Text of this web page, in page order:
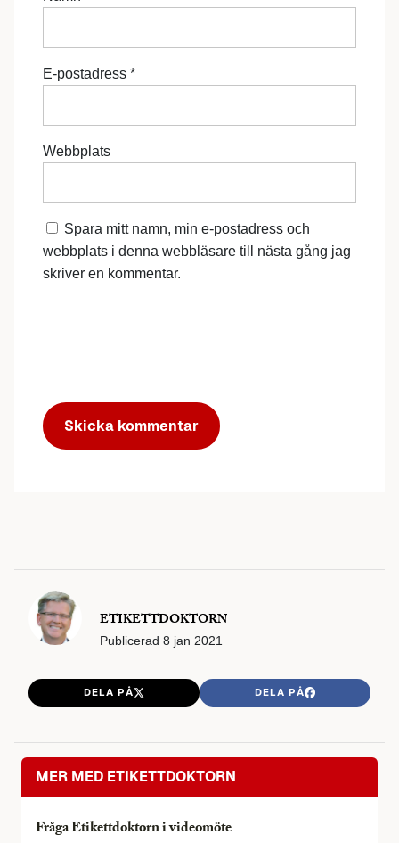
E-postadress *
Webbplats
Spara mitt namn, min e-postadress och
webbplats i denna webbläsare till nästa gång jag
skriver en kommentar.
ETIKETTDOKTORN
Publicerad 8 jan 2021
DELA PÅ DELA PÅ
MER MED ETIKETTDOKTORN
Fråga Etikettdoktorn i videomöte